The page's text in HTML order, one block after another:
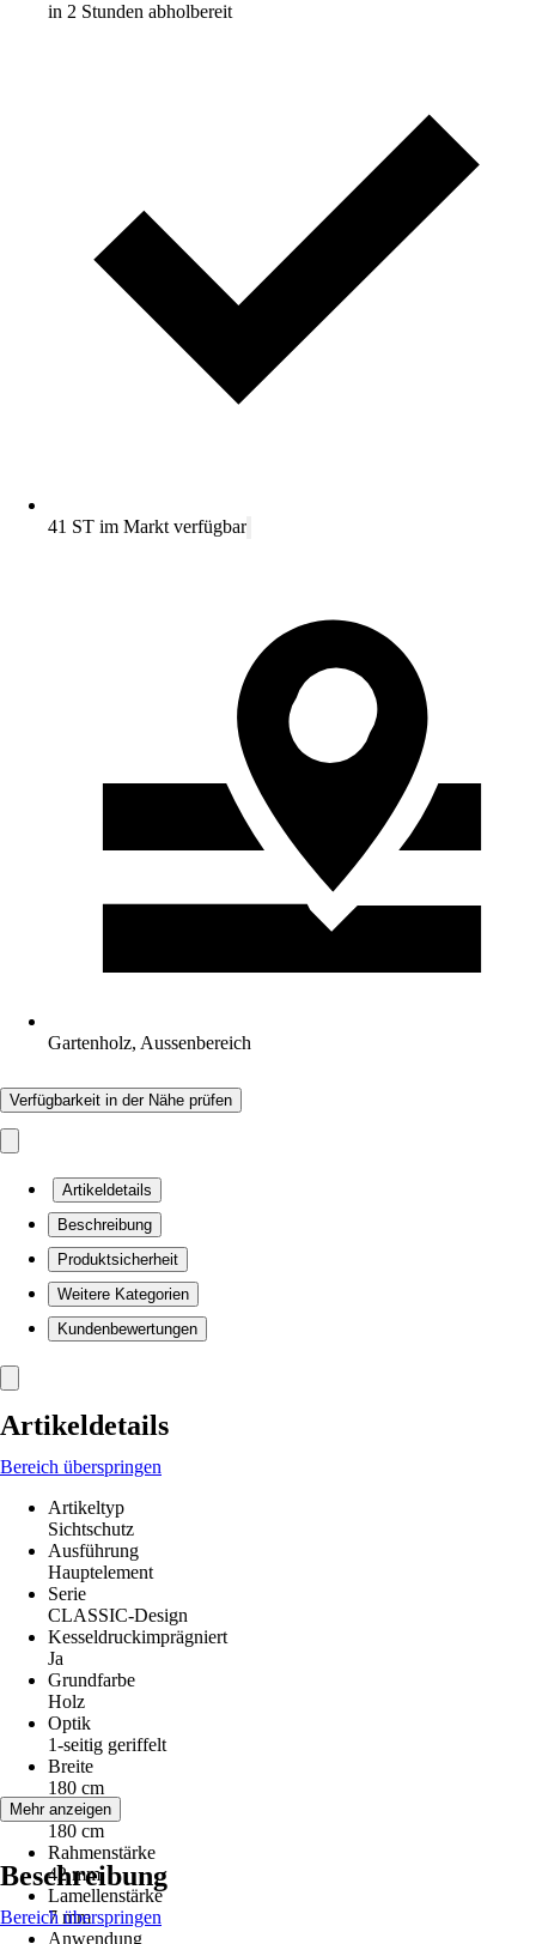
in 2 Stunden abholbereit
41 ST im Markt verfügbar
Gartenholz, Aussenbereich
Verfügbarkeit in der Nähe prüfen
Artikeldetails
Beschreibung
Produktsicherheit
Weitere Kategorien
Kundenbewertungen
Artikeldetails
Bereich überspringen
Artikeltyp
Sichtschutz
Ausführung
Hauptelement
Serie
CLASSIC-Design
Kesseldruckimprägniert
Ja
Grundfarbe
Holz
Optik
1-seitig geriffelt
Breite
180 cm
Höhe
180 cm
Rahmenstärke
42 mm
Lamellenstärke
7 mm
Anwendung
Mehr anzeigen
Beschreibung
Bereich überspringen